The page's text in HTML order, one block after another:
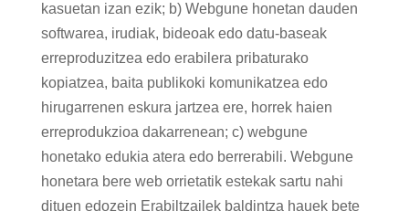
kasuetan izan ezik; b) Webgune honetan dauden
softwarea, irudiak, bideoak edo datu-baseak
erreproduzitzea edo erabilera pribaturako
kopiatzea, baita publikoki komunikatzea edo
hirugarrenen eskura jartzea ere, horrek haien
erreprodukzioa dakarrenean; c) webgune
honetako edukia atera edo berrerabili. Webgune
honetara bere web orrietatik estekak sartu nahi
dituen edozein Erabiltzailek baldintza hauek bete